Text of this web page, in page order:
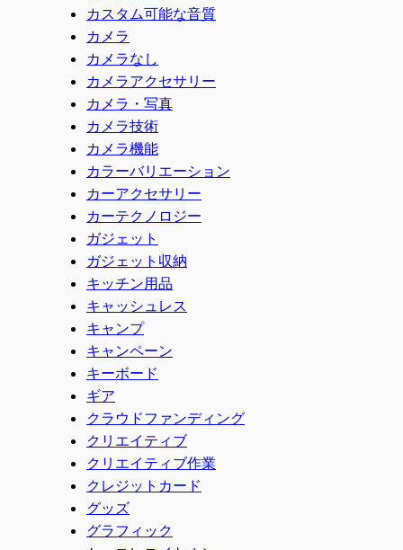
カスタム可能な音質
カメラ
カメラなし
カメラアクセサリー
カメラ・写真
カメラ技術
カメラ機能
カラーバリエーション
カーアクセサリー
カーテクノロジー
ガジェット
ガジェット収納
キッチン用品
キャッシュレス
キャンプ
キャンペーン
キーボード
ギア
クラウドファンディング
クリエイティブ
クリエイティブ作業
クレジットカード
グッズ
グラフィック